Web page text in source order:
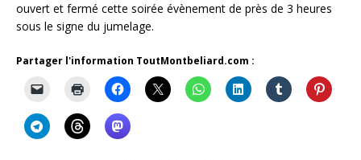
ouvert et fermé cette soirée évènement de près de 3 heures
sous le signe du jumelage.
Partager l'information ToutMontbeliard.com :